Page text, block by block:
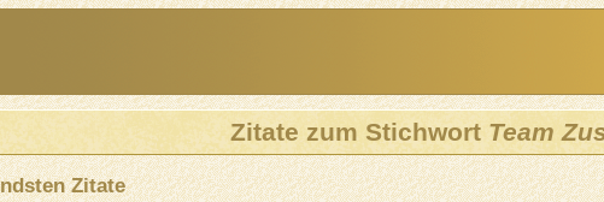
Zitate zum Stichwort Team
Zitate